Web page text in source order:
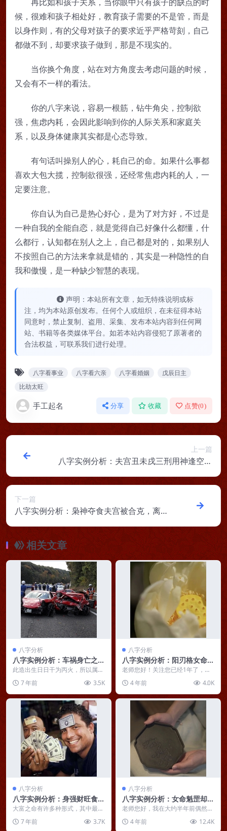
候，很难和孩子相处好，教育孩子需要的不是管，而是
以身作则，有的父母对孩子的要求近乎严格苛刻，自己
都做不到，却要求孩子做到，那是不现实的。
当你换个角度，站在对方角度去考虑问题的时候，
又会有不一样的看法。
你的八字来说，容易一根筋，钻牛角尖，控制欲
强，焦虑内耗，会因此影响到你的人际关系和家庭关
系，以及身体健康其实都是心态导致。
有句话叫操别人的心，耗自己的命。如果什么事都
喜欢大包大揽，控制欲很强，还经常焦虑内耗的人，一
定要注意。
你自认为自己是热心好心，是为了对方好，不过是
一种自我的全能自恋，就是觉得自己好像什么都懂，什
么都行，认知都在别人之上，自己都是对的，如果别人
不按照自己的方法来拿就是错的，其实是一种隐性的自
我和傲慢，是一种缺少智慧的表现。
声明：本站所有文章，如无特殊说明或标
注，均为本站原创发布。任何个人或组织，在未征得本站
同意时，禁止复制、盗用、采集、发布本站内容到任何网
站、书籍等各类媒体平台。如若本站内容侵犯了原著者的
合法权益，可联系我们进行处理。
八字看事业 八字看六亲 八字看婚姻
戊辰日主
比劫太旺
手工起名 分享 收藏 点赞(0)
上一篇
八字实例分析：夫宫丑未戌三刑用神逢空，
下一篇
八字实例分析：枭神夺食夫宫被合克，离异
相关文章
八字分析
八字实例分析：车祸身亡之男
命
此造出生日日干为丙火，所以属丙
墓库，虽有余晖，气极...
7 年前 3.5K
八字分析
八字实例分析：阳刃格女命财
杀不强，刚柔并济方能自立自
强
老师您好！关注您已经1年了，现
素未谋面，但我已视您...
4 年前 4.0K
八字分析
八字实例分析：身强财旺食伤
流通，东南木火助力成地方大
富
大富之命有许多种形式，其中最常
旺是指八字中财星得月...
7 年前 3.7K
八字分析
八字实例分析：女命魁罡却身
弱从官杀，华盖重重感情坎坷
与佛有缘
老师您好，我在大约半年前偶然对
命理知识，是希望能得...
4 年前 12.4K